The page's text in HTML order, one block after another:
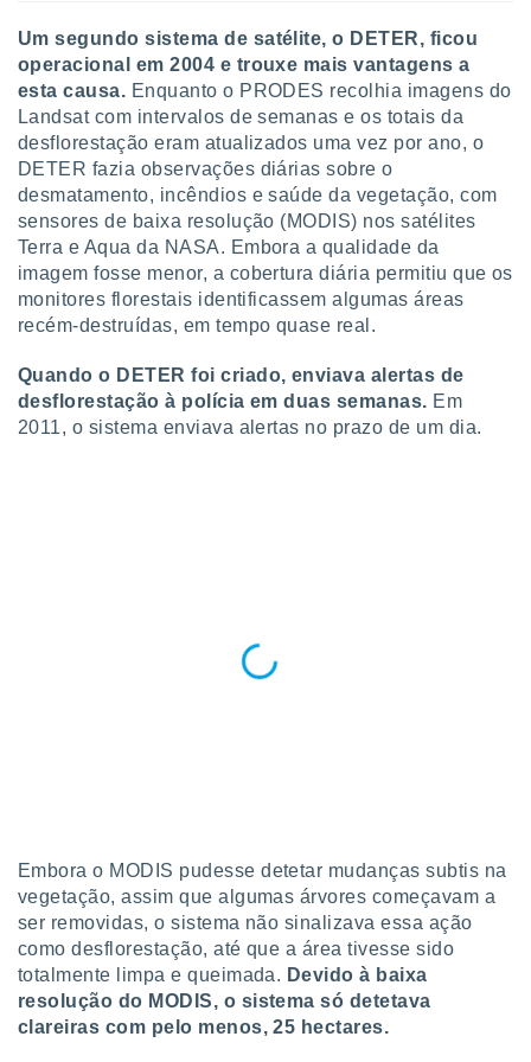
utilizar
criar
medir
da
medir o
dos
de
ou
de dados
1199
Um segundo sistema de satélite, o DETER, ficou
operacional em 2004 e trouxe mais vantagens a
esta causa. Enquanto o PRODES recolhia imagens do
Landsat com intervalos de semanas e os totais da
desflorestação eram atualizados uma vez por ano, o
DETER fazia observações diárias sobre o
desmatamento, incêndios e saúde da vegetação, com
sensores de baixa resolução (MODIS) nos satélites
Terra e Aqua da NASA. Embora a qualidade da
imagem fosse menor, a cobertura diária permitiu que os
monitores florestais identificassem algumas áreas
recém-destruídas, em tempo quase real.
Quando o DETER foi criado, enviava alertas de
desflorestação à polícia em duas semanas. Em
2011, o sistema enviava alertas no prazo de um dia.
Embora o MODIS pudesse detetar mudanças subtis na
vegetação, assim que algumas árvores começavam a
ser removidas, o sistema não sinalizava essa ação
como desflorestação, até que a área tivesse sido
totalmente limpa e queimada. Devido à baixa
resolução do MODIS, o sistema só detetava
clareiras com pelo menos, 25 hectares.